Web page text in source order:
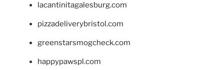
lacantinitagalesburg.com
pizzadeliverybristol.com
greenstarsmogcheck.com
happypawspl.com